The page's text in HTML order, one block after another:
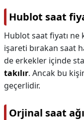
Hublot saat
Hublot saat fiyatı ne
işareti bırakan saat
de erkekler içinde
takılır. Ancak bu
geçerlidir.
Orjinal saat